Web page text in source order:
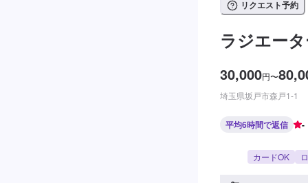
リクエスト予約
ラジエー
30,000円〜
埼玉県坂戸市森戸1-1
平均6時間で返信 -
カードOK